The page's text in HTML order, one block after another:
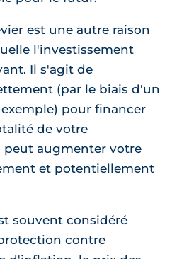
est une autre raison
l'investissement
Il s'agit de
(par le biais d'un
pour financer
de votre
peut augmenter votre
et potentiellement
souvent considéré
contre